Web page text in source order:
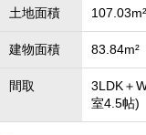
土地面積 107.03m²
建物面積 83.84m²
間取
3LDK＋
室4.5帖)